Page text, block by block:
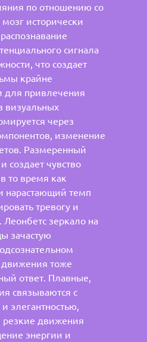
по отношению со
исторически
сигнала
что создает
крайне
для привлечения
визуальных
через
изменение
Размеренный
создает чувство
то время как
нарастающий темп
тревогу и
зеркало на
зачастую
движения тоже
ответ. Плавные,
связываются с
элегантностью,
резкие движения
энергии и